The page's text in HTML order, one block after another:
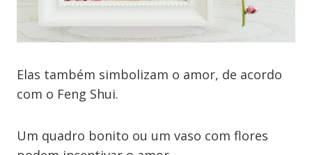
Elas também simbolizam o amor, de acordo
com o Feng Shui.
Um quadro bonito ou um vaso com flores